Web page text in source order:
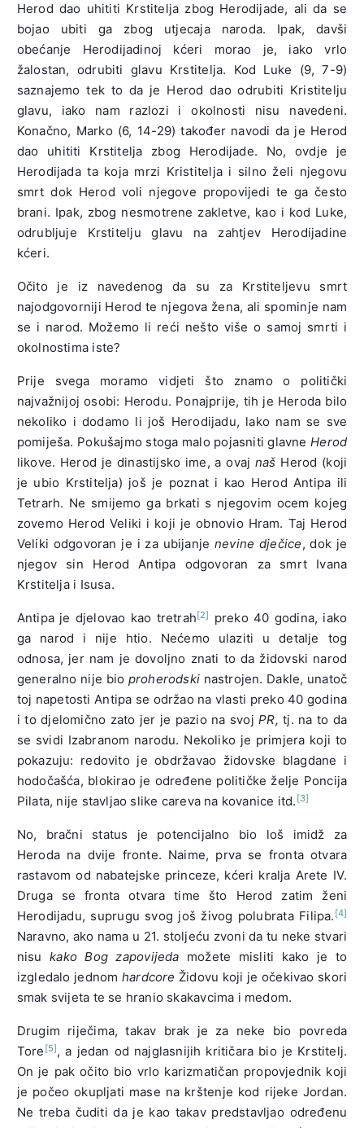
Herod dao uhititi Krstitelja zbog Herodijade, ali da se
bojao ubiti ga zbog utjecaja naroda. Ipak, davši
obećanje Herodijadinoj kćeri morao je, iako vrlo
žalostan, odrubiti glavu Krstitelja. Kod Luke (9, 7-9)
saznajemo tek to da je Herod dao odrubiti Kristitelju
glavu, iako nam razlozi i okolnosti nisu navedeni.
Konačno, Marko (6, 14-29) također navodi da je Herod
dao uhititi Krstitelja zbog Herodijade. No, ovdje je
Herodijada ta koja mrzi Kristitelja i silno želi njegovu
smrt dok Herod voli njegove propovijedi te ga često
brani. Ipak, zbog nesmotrene zakletve, kao i kod Luke,
odrubljuje Krstitelju glavu na zahtjev Herodijadine
kćeri.
Očito je iz navedenog da su za Krstiteljevu smrt
najodgovorniji Herod te njegova žena, ali spominje nam
se i narod. Možemo li reći nešto više o samoj smrti i
okolnostima iste?
Prije svega moramo vidjeti što znamo o politički
najvažnijoj osobi: Herodu. Ponajprije, tih je Heroda bilo
nekoliko i dodamo li još Herodijadu, lako nam se sve
pomiješa. Pokušajmo stoga malo pojasniti glavneHerod
likove. Herod je dinastijsko ime, a ovaj naš Herod (koji
je ubio Krstitelja) još je poznat i kao Herod Antipa ili
Tetrarh. Ne smijemo ga brkati s njegovim ocem kojeg
zovemo Herod Veliki i koji je obnovio Hram. Taj Herod
Veliki odgovoran je i za ubijanjenevine dječice, dok je
njegov sin Herod Antipa odgovoran za smrt Ivana
Krstitelja i Isusa.
Antipa je djelovao kao tretrah[2]
preko 40 godina, iako
ga narod i nije htio. Nećemo ulaziti u detalje tog
odnosa, jer nam je dovoljno znati to da židovski narod
generalno nije bio proherodski nastrojen. Dakle, unatoč
toj napetosti Antipa se održao na vlasti preko 40 godina
i to djelomično zato jer je pazio na svojPR, tj. na to da
se svidi Izabranom narodu. Nekoliko je primjera koji to
pokazuju: redovito je obdržavao židovske blagdane i
hodočašća, blokirao je određene političke želje Poncija
Pilata, nije stavljao slike careva na kovanice itd. [3]
No, bračni status je potencijalno bio loš imidž za
Heroda na dvije fronte. Naime, prva se fronta otvara
rastavom od nabatejske princeze, kćeri kralja Arete IV.
Druga se fronta otvara time što Herod zatim ženi
Herodijadu, suprugu svog još živog polubrata Filipa. [4]
Naravno, ako nama u 21. stoljeću zvoni da tu neke stvari
nisukako Bog zapovijeda možete misliti kako je to
izgledalo jednom hardcore Židovu koji je očekivao skori
smak svijeta te se hranio skakavcima i medom.
Drugim riječima, takav brak je za neke bio povreda
Tore [5], a jedan od najglasnijih kritičara bio je Krstitelj.
On je pak očito bio vrlo karizmatičan propovjednik koji
je počeo okupljati mase na krštenje kod rijeke Jordan.
Ne treba čuditi da je kao takav predstavljao određenu